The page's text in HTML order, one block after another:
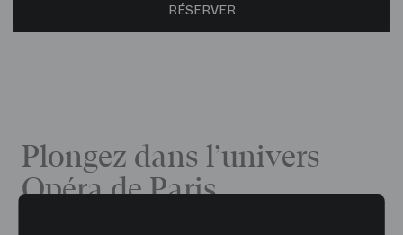
RÉSERVER
Plongez dans l’univers
Opéra de Paris